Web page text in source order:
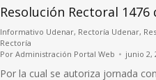
Resolución Rectoral 1476
Informativo Udenar, Rectoría Udenar,
Rectoría
Por Administración Portal Web junio 2,
Por la cual se autoriza jornada